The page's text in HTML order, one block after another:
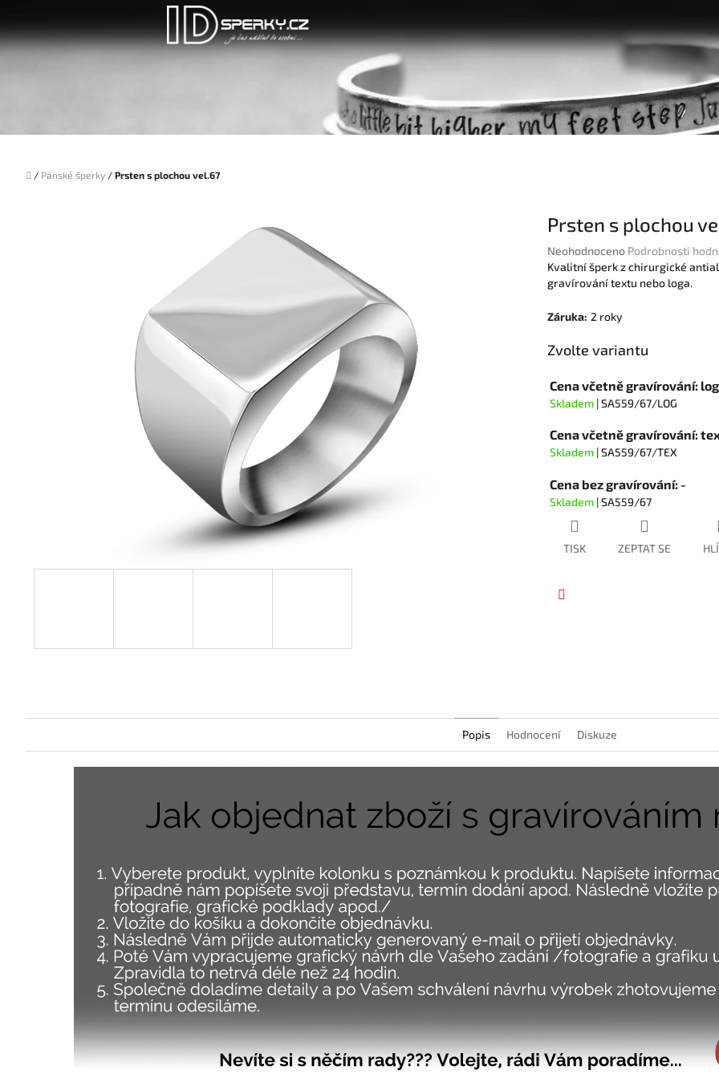
obsah
Domů
/ Pánské šperky / Prsten s plochou vel.67
Prsten s plochou
Průměrné
hodnocení
produktu
0,0
5
Neohodnoceno Podrobnosti
Kvalitní šperk z chirurgické
gravírování textu nebo loga.
Záruka: 2 roky
Zvolte variantu
Cena včetně gravírování:
Skladem | SA559/67/LOG
Cena včetně gravírování:
Skladem | SA559/67/TEX
Cena bez gravírování: -
Skladem | SA559/67
TISK ZEPTAT SE
Popis Hodnocení Diskuze